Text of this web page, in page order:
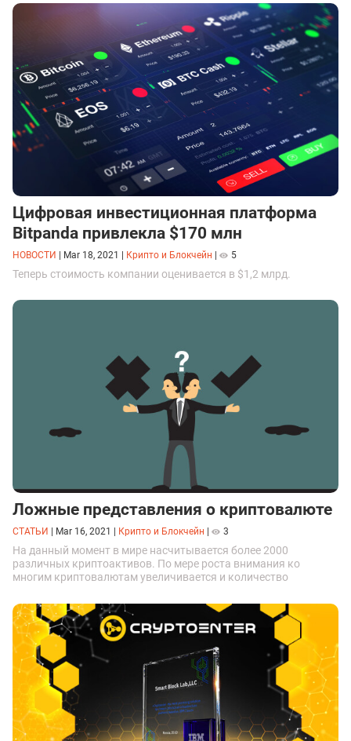
Цифровая инвестиционная платформа
Bitpanda привлекла $170 млн
НОВОСТИ Mar 18, 2021 Крипто и Блокчейн 5
Теперь стоимость компании оценивается в $1,2 млрд.
Ложные представления о криптовалюте
СТАТЬИ Mar 16, 2021 Крипто и Блокчейн 3
На данный момент в мире насчитывается более 2000
различных криптоактивов. По мере роста внимания ко
многим криптовалютам увеличивается и количество
проекты; давайте рассмотрим самые распространенные из
них.